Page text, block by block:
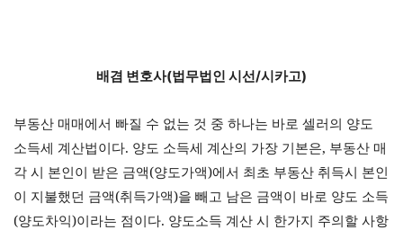
배겸 변호사(법무법인 시선/시카고)
부동산 매매에서 빠질 수 없는 것 중 하나는 바로 셀러의 양도
소득세 계산법이다. 양도 소득세 계산의 가장 기본은, 부동산 매
각 시 본인이 받은 금액(양도가액)에서 최초 부동산 취득시 본인
이 지불했던 금액(취득가액)을 빼고 남은 금액이 바로 양도 소득
(양도차익)이라는 점이다. 양도소득 계산 시 한가지 주의할 사항